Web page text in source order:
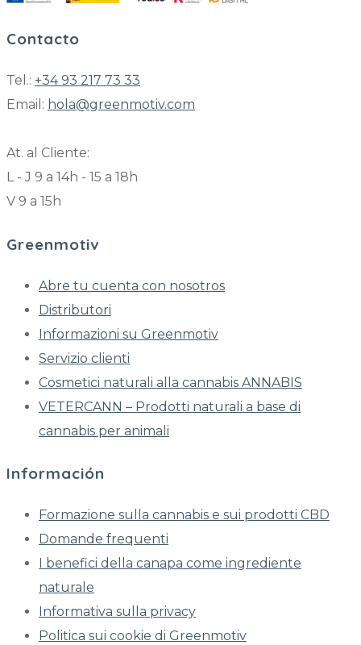
Contacto
Tel.: +34 93 217 73 33
Email: hola@greenmotiv.com
At. al Cliente:
L - J 9 a 14h - 15 a 18h
V 9 a 15h
Greenmotiv
Abre tu cuenta con nosotros
Distributori
Informazioni su Greenmotiv
Servizio clienti
Cosmetici naturali alla cannabis ANNABIS
VETERCANN – Prodotti naturali a base di
cannabis per animali
Información
Formazione sulla cannabis e sui prodotti CBD
Domande frequenti
I benefici della canapa come ingrediente
naturale
Informativa sulla privacy
Politica sui cookie di Greenmotiv